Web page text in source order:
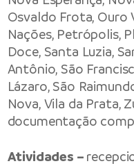
Osvaldo Frota, Ouro
Nações, Petrópolis,
Doce, Santa Luzia,
Antônio, São
Lázaro, São
Nova, Vila da Prata,
documentação
Atividades –